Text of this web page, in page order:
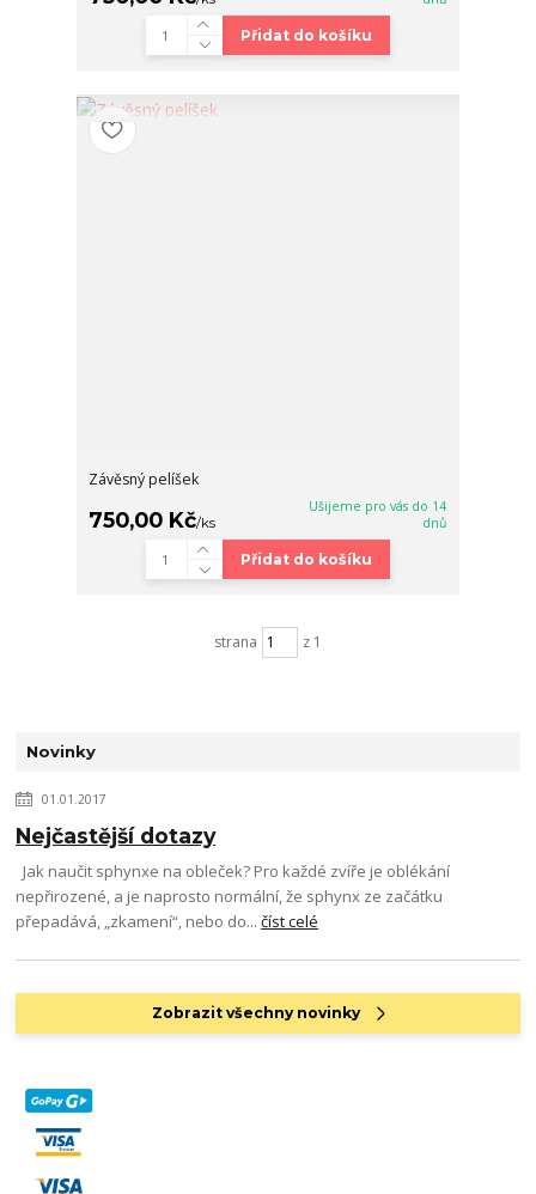
Přidat do košíku
Závěsný pelíšek
750,00 Kč/ks
Ušijeme pro vás do 14
dnů
Přidat do košíku
strana z 1
Novinky
01.01.2017
Nejčastější dotazy
Jak naučit sphynxe na obleček? Pro každé zvíře je oblékání
nepřirozené, a je naprosto normální, že sphynx ze začátku
přepadává, „zkamení“, nebo do...číst celé
Zobrazit všechny novinky